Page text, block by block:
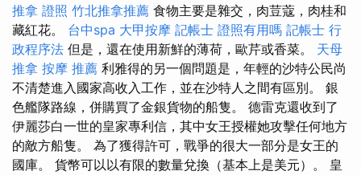
推拿 證照 竹北推拿推薦 食物主要是雜交，肉荳蔻，肉桂和
藏紅花。 台中spa 大甲按摩 記帳士 證照有用嗎 記帳士 行
政程序法 但是，還在使用新鮮的薄荷，歐芹或香菜。 天母
推拿 按摩 推薦 利雅得的另一個問題是，年輕的沙特公民尚
不清楚進入國家高收入工作，並在沙特人之間有區別。 銀
色艦隊路線，併購買了金銀貨物的船隻。 德雷克還收到了
伊麗莎白一世的皇家專利信，其中女王授權她攻擊任何地方
的敵方船隻。 為了獲得許可，戰爭的很大一部分是女王的
國庫。 貨幣可以以有限的數量兌換（基本上是美元）。 皇